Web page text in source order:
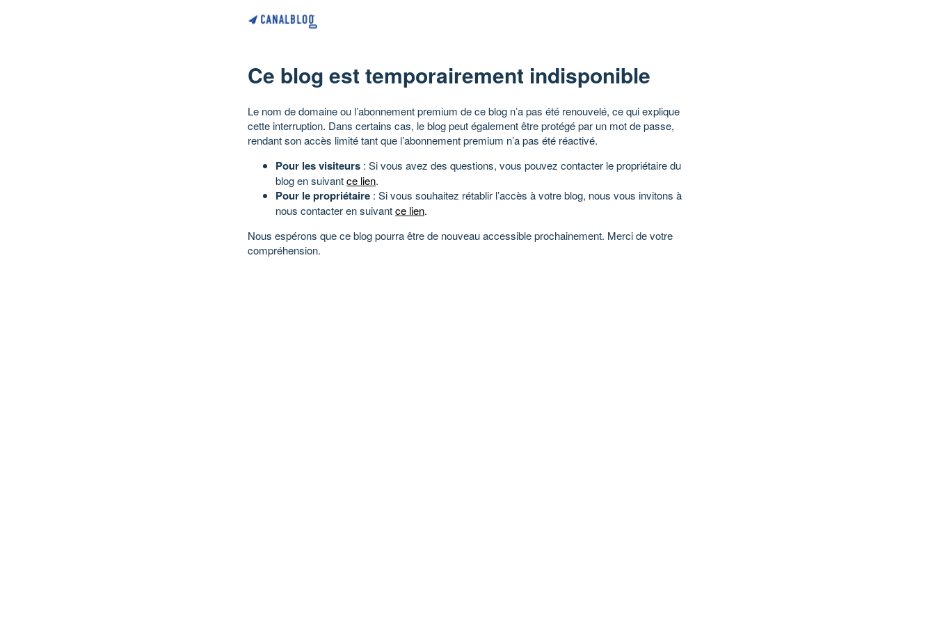
Ce blog est temporairement indisponible
Le nom de domaine ou l’abonnement premium de ce blog n’a pas été renouvelé, ce qui explique
cette interruption. Dans certains cas, le blog peut également être protégé par un mot de passe,
rendant son accès limité tant que l’abonnement premium n’a pas été réactivé.
Pour les visiteurs : Si vous avez des questions, vous pouvez contacter le propriétaire du
blog en suivantce lien.
Pour le propriétaire : Si vous souhaitez rétablir l’accès à votre blog, nous vous invitons à
nous contacter en suivantce lien.
Nous espérons que ce blog pourra être de nouveau accessible prochainement. Merci de votre
compréhension.